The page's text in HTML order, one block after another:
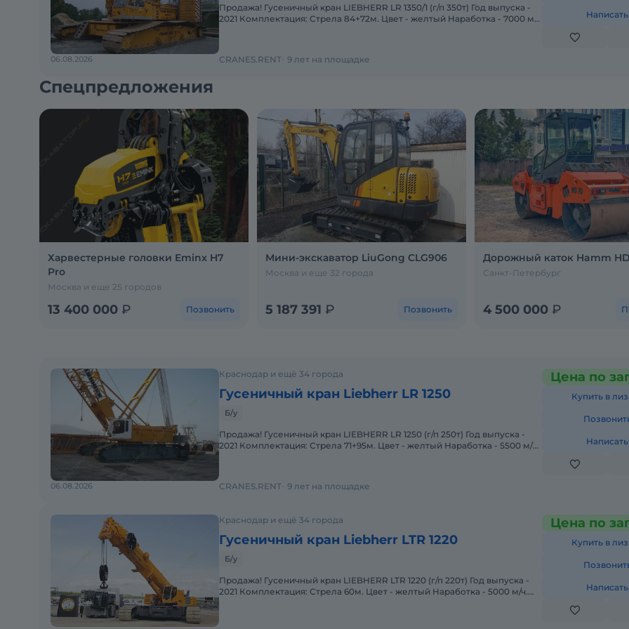
Продажа! Гусеничный кран LIEBHERR LR 1350/1 (г/п 350т) Год выпуска -
2021 Комплектация: Стрела 84+72м. Цвет - желтый Наработка - 7000 м/
Написать
06.08.2026 CRANES.RENT 9 лет на площадке
Спецпредложения
Харвестерные головки Eminx H7
Pro
Москва и еще 25 городов
13 400 000 ₽ Позвонить
Мини-экскаватор LiuGong CLG906
Москва и еще 32 города
5 187 391 ₽ Позвонить
Дорожный каток Hamm
Санкт-Петербург
4 500 000 ₽
Краснодар и ещё 34 города
Гусеничный кран Liebherr LR 1250
Б/у
Продажа! Гусеничный кран LIEBHERR LR 1250 (г/п 250т) Год выпуска -
2021 Комплектация: Стрела 71+95м. Цвет - желтый Наработка - 5500 м/ч.
Цена по
Купить в
Написать
06.08.2026 CRANES.RENT 9 лет на площадке
Краснодар и ещё 34 города
Гусеничный кран Liebherr LTR 1220
Б/у
Продажа! Гусеничный кран LIEBHERR LTR 1220 (г/п 220т) Год выпуска -
2021 Комплектация: Стрела 60м. Цвет - желтый Наработка - 5000 м/ч.
Цена по
Купить в
Написать